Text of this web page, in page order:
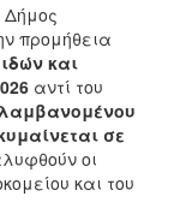
προμήθεια
και
αντί του
σε
οι
και του